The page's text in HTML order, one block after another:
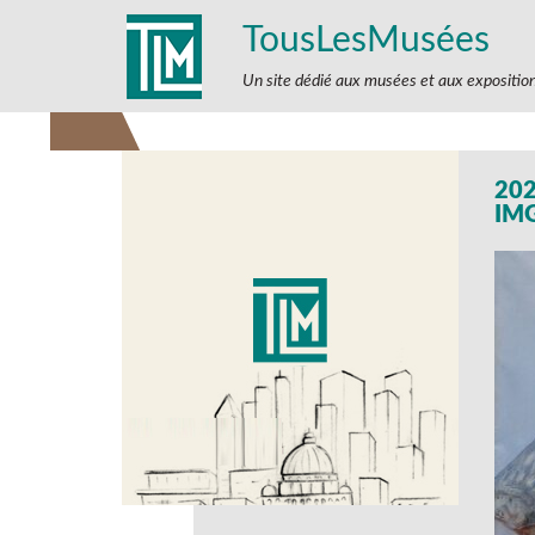
TousLesMusées
Un site dédié aux musées et aux